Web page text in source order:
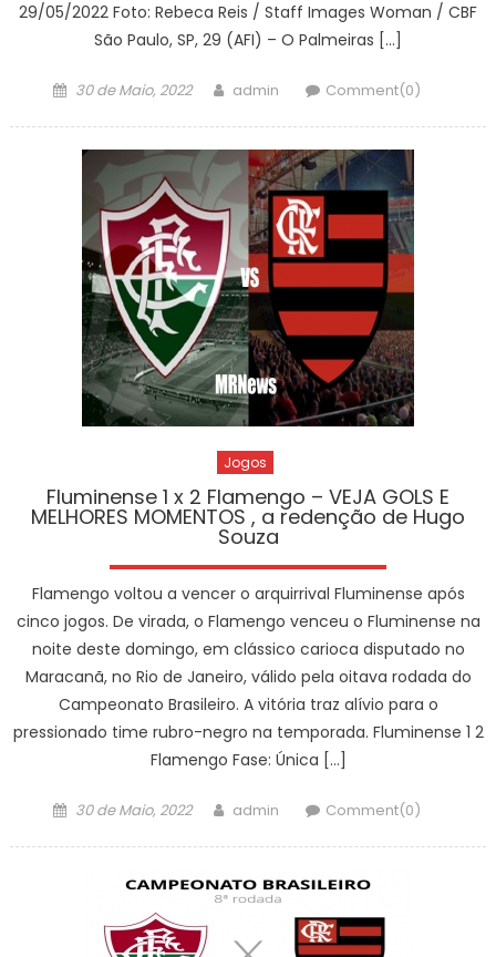
29/05/2022 Foto: Rebeca Reis / Staff Images Woman / CBF
São Paulo, SP, 29 (AFI) – O Palmeiras […]
Posted
30 de Maio, 2022 Author
admin Comment(0)
Jogos
Fluminense 1 x 2 Flamengo – VEJA GOLS E
MELHORES MOMENTOS , a redenção de Hugo
Souza
Flamengo voltou a vencer o arquirrival Fluminense após
cinco jogos. De virada, o Flamengo venceu o Fluminense na
noite deste domingo, em clássico carioca disputado no
Maracanã, no Rio de Janeiro, válido pela oitava rodada do
Campeonato Brasileiro. A vitória traz alívio para o
pressionado time rubro-negro na temporada. Fluminense 1 2
Flamengo Fase: Única […]
Posted
30 de Maio, 2022 Author
admin Comment(0)